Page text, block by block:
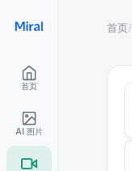
首页
AI 图片
首页/